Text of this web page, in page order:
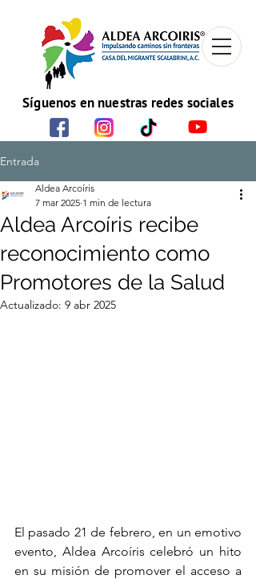
Síguenos en nuestras redes sociales
Entrada
Aldea Arcoíris recibe
reconocimiento como
Promotores de la Salud
Aldea Arcoíris
7 mar 2025 1 min de lectura
Actualizado: 9 abr 2025
El pasado 21 de febrero, en un emotivo
evento, Aldea Arcoíris celebró un hito
en su misión de promover el acceso a